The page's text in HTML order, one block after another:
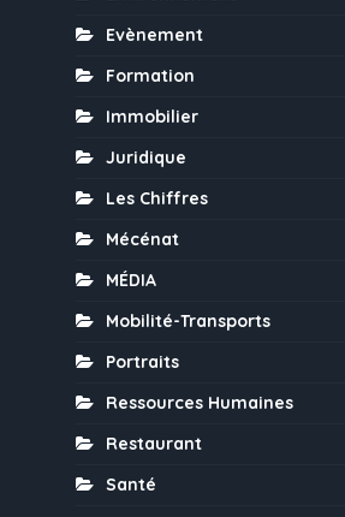
Evènement
Formation
Immobilier
Juridique
Les Chiffres
Mécénat
MÉDIA
Mobilité-Transports
Portraits
Ressources Humaines
Restaurant
Santé